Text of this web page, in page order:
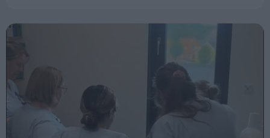
Datter og svigersøn flytter ind
familien, gæsterne kommer til at møde på Thisted
Camping.
Gitte og Henrik Thusgaard Poulsens datter og
svigersøn flytter nemlig ind på campingpladsen